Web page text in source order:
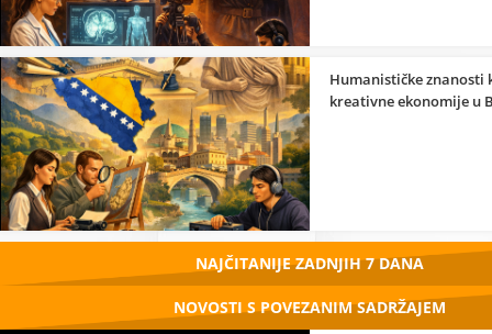
Humanističke znanosti
kreativne ekonomije u
NAJČITANIJE ZADNJIH 7 DANA
NOVOSTI S POVEZANIM SADRŽAJEM